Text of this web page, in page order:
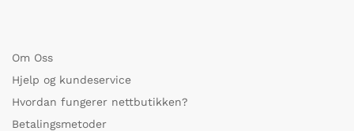
Om Oss
Hjelp og kundeservice
Hvordan fungerer nettbutikken?
Betalingsmetoder